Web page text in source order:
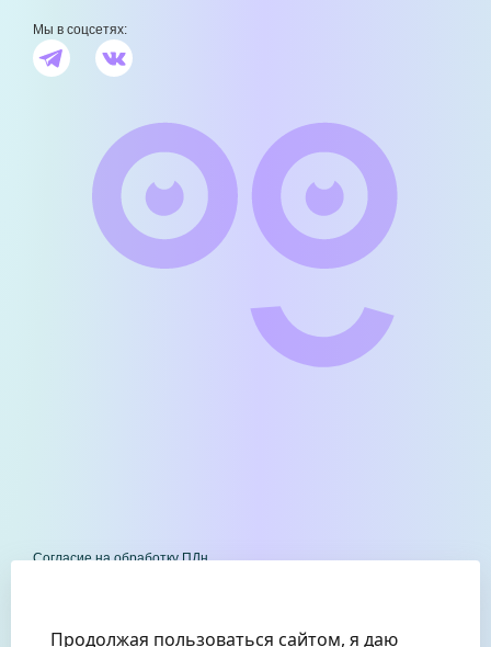
Мы в соцсетях:
Согласие на обработку ПДн
Продолжая пользоваться сайтом, я даю